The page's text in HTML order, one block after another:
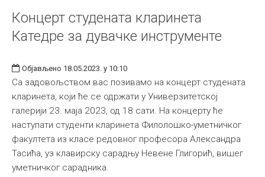
Концерт студената кларинета
Катедре за дувачке инструменте
Објављено 18.05.2023. у 10:10
Са задовољством вас позивамо на концерт студената
кларинета, који ће се одржати у Универзитетској
галерији 23. маја 2023, од 18 сати. На концерту ће
наступати студенти кларинета Филолошко-уметничког
факултета из класе редовног професора Александра
Тасића, уз клавирску сарадњу Невене Глигорић, вишег
уметничког сарадника.